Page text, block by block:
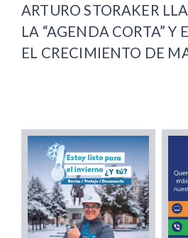
ARTURO STORAKER
LA “AGENDA CORTA” Y
EL CRECIMIENTO DE